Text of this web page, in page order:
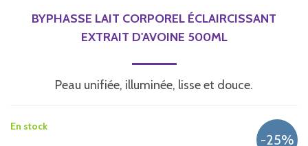
BYPHASSE LAIT CORPOREL ÉCLAIRCISSANT
EXTRAIT D'AVOINE 500ML
Peau unifiée, illuminée, lisse et douce.
En stock